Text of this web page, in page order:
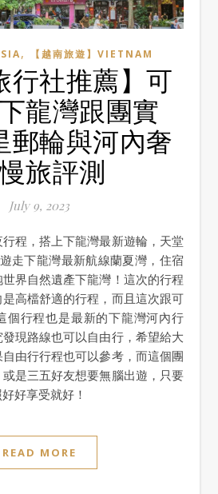
, 【越南旅遊】VIETNAM
行社推薦】可
龍灣跟團實
郵輪與河內奢
旅評測
July 9, 2023
走下龍灣最新航線蘭夏灣，住宿
界自然遺產下龍灣！這次的行程
高檔舒適的行程，而且這次跟可
個行程也是最新的下龍灣河內行
現路線也可以自由行，希望給大
由行行程也可以參考，而這個團
是三五好友想要無腦出遊，只要
好享受就好！
READ MORE